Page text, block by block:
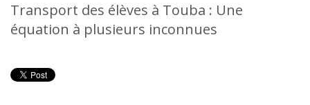
Transport des élèves à Touba : Une
équation à plusieurs inconnues